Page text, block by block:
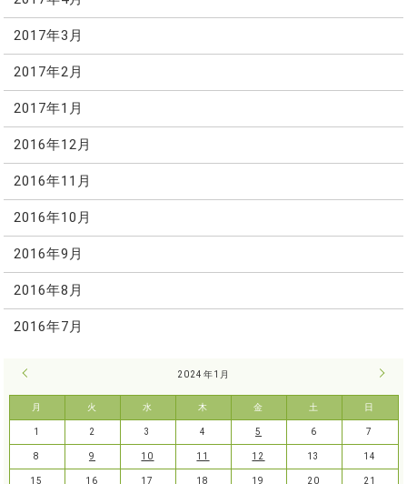
2017年3月
2017年2月
2017年1月
2016年12月
2016年11月
2016年10月
2016年9月
2016年8月
2016年7月
2024年1月
月 火 水 木 金 土 日
2月
1 2 3 4 5 6 7
8 9 10 11 12 13 14
15 16 17 18 19 20 21